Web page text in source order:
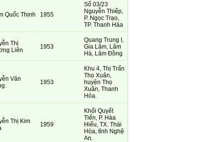
Quốc Thịnh 1955
Số 03/23
Nguyễn Thiếp,
P. Ngọc Trạo,
TP. Thanh Háa
Thị
Liên
1953
Quang Trung I,
Gia Lâm, Lâm
Hà, Lâm Đồng
Văn
1953
Khu 4, Thị Trấn
Thọ Xuân,
huyện Thọ
Xuân, Thanh
Hóa.
Thị Kim
1959
Khối Quyết
Tiến, P. Hàa
Hiếu, TX. Thái
Hòa, tỉnh Nghệ
An.